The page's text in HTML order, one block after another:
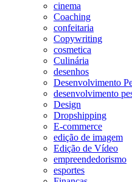
cinema
Coaching
confeitaria
Copywriting
cosmetica
Culinária
desenhos
Desenvolvimento
desenvolvimento
Design
Dropshipping
E-commerce
edição de imagem
Edição de Vídeo
empreendedorismo
esportes